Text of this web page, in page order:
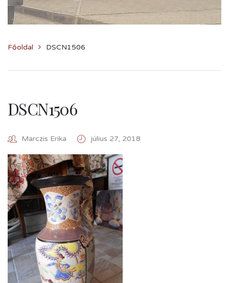
Főoldal DSCN1506
DSCN1506
Marczis Erika július 27, 2018